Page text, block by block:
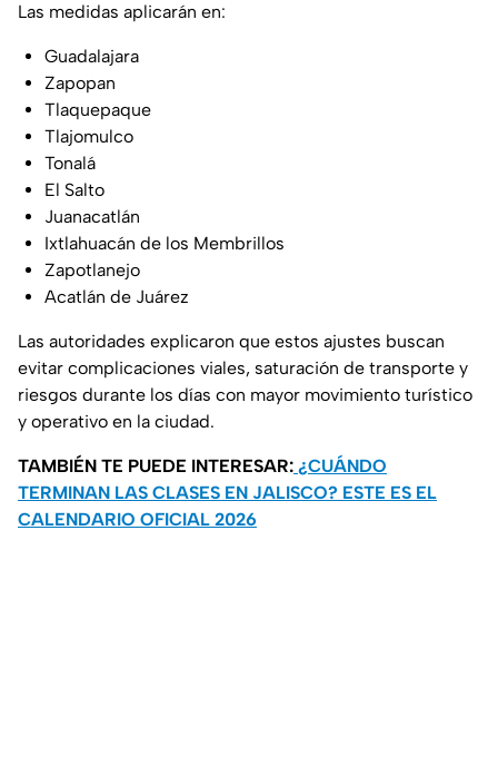
Las medidas aplicarán en:
Guadalajara
Zapopan
Tlaquepaque
Tlajomulco
Tonalá
El Salto
Juanacatlán
Ixtlahuacán de los Membrillos
Zapotlanejo
Acatlán de Juárez
Las autoridades explicaron que estos ajustes buscan
evitar complicaciones viales, saturación de transporte y
riesgos durante los días con mayor movimiento turístico
y operativo en la ciudad.
TAMBIÉN TE PUEDE INTERESAR: ¿CUÁNDO
TERMINAN LAS CLASES EN JALISCO? ESTE ES EL
CALENDARIO OFICIAL 2026